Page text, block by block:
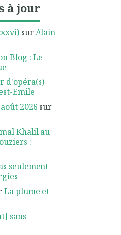
à jour
surAlain
Blog : Le
d'opéra(s)
Emile
2026 sur
Khalil au
:
seulement
La plume et
sans